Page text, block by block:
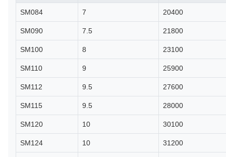
SM084 7 20400
SM090 7.5 21800
SM100 8 23100
SM110 9 25900
SM112 9.5 27600
SM115 9.5 28000
SM120 10 30100
SM124 10 31200